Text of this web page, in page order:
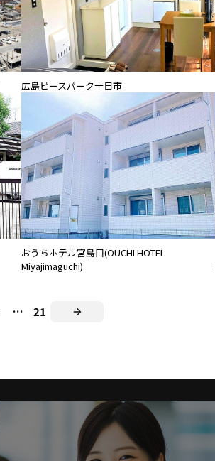
広島ピースパーク十日市
おうちホテル宮島口(OUCHI HOTEL
Miyajimaguchi)
… 21